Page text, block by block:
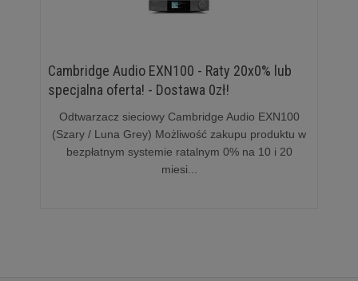
Cambridge Audio EXN100 - Raty 20x0% lub
specjalna oferta! - Dostawa 0zł!
Odtwarzacz sieciowy Cambridge Audio EXN100
(Szary / Luna Grey) Możliwość zakupu produktu w
bezpłatnym systemie ratalnym 0% na 10 i 20
miesi...